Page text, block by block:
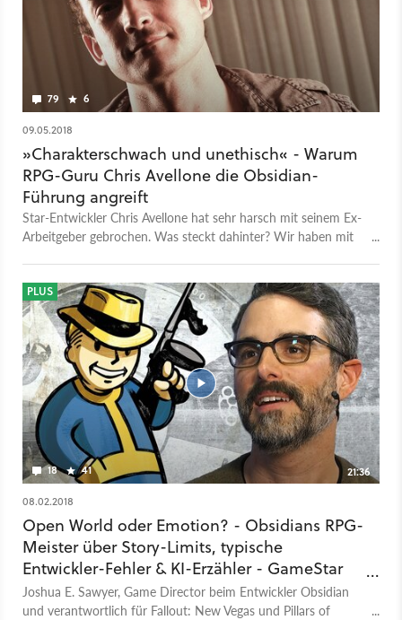
79 6
09.05.2018
»Charakterschwach und unethisch« - Warum
RPG-Guru Chris Avellone die Obsidian-
Führung angreift
Star-Entwickler Chris Avellone hat sehr harsch mit seinem Ex-
Arbeitgeber gebrochen. Was steckt dahinter? Wir haben mit
18 41 21:36
PLUS
08.02.2018
Open World oder Emotion? - Obsidians RPG-
Meister über Story-Limits, typische
Entwickler-Fehler & KI-Erzähler - GameStar
TV
Joshua E. Sawyer, Game Director beim Entwickler Obsidian
und verantwortlich für Fallout: New Vegas und Pillars of